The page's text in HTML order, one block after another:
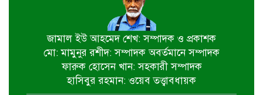
‘গণমাধ্যম এখনো স্বাধীন নয়’
বাগেরহাটে ডা. শফিকুর রহমান
চিতলমারীতে বিদ্যালয় পরিচালনা
পর্ষদের অভিষেক অনুষ্ঠান
জামাল ইউ আহমেদ শেখ: সম্পাদক ও প্রকাশক
মো: মামুনুর রশীদ: সম্পাদক অবর্তমানে সম্পাদক
ফারুক হোসেন খান: সহকারী সম্পাদক
হাসিবুর রহমান: ওয়েব তত্ত্বাবধায়ক